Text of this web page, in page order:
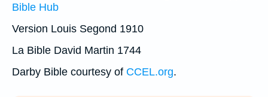
Bible Hub
Version Louis Segond 1910
La Bible David Martin 1744
Darby Bible courtesy of CCEL.org.